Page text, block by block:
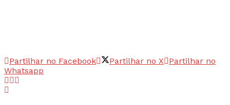
Partilhar no Facebook Partilhar no X
Partilhar no
Whatsapp